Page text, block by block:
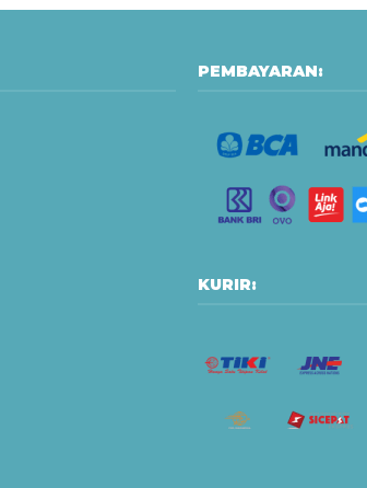
PEMBAYARAN:
KURIR: